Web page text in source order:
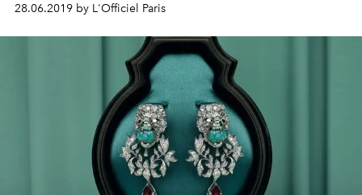
28.06.2019 by L'Officiel Paris